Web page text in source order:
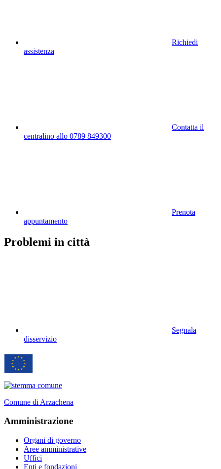
Richiedi
assistenza
Contatta il
centralino allo 0789 849300
Prenota
appuntamento
Problemi in città
Segnala
disservizio
Comune di Arzachena
Amministrazione
Organi di governo
Aree amministrative
Uffici
Enti e fondazioni